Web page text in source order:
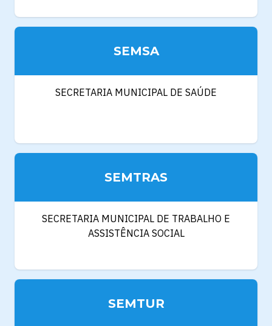
SEMSA
SECRETARIA MUNICIPAL DE SAÚDE
SEMTRAS
SECRETARIA MUNICIPAL DE TRABALHO E
ASSISTÊNCIA SOCIAL
SEMTUR